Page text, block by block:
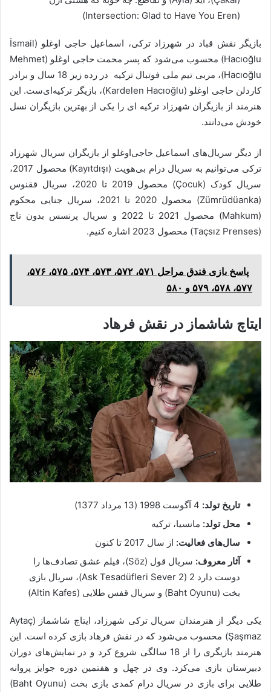
(Intersection: Glad to Have You Eren)
بازیگر نقش قباد در شهرزاد ترکی، اسماعیل حاجی اوغلو (İsmail
Hacıoğlu) محسوب می‌شود که پسر محمت حاجی اوغلو (Mehmet
Hacıoğlu)، مربی تیم ملی فوتبال ترکیه در رده زیر 18 سال و برادر
کاردلن حاجی اوغلو (Kardelen Hacıoğlu)، بازیگر ترکیه‌ای‌ست. این
هنرمند از بازیگران شهرزاد ترکیه ای را یکی از بهترین بازیگران نسل
خودش می‌دانند.
از دیگر سریال‌های اسماعیل حاجی‌اوغلو از بازیگران سریال شهرزاد
ترکی می‌توانیم به سریال درام بی‌هویت (Kayıtdışı) محصول 2017،
سریال کودک (Çocuk) محصول 2019 تا 2020، سریال ققنوس
(Zümrüdüanka) محصول 2020 تا 2021، سریال جنایی محکوم
(Mahkum) محصول 2021 تا 2022 و سریال پرنسس بدون تاج
(Taçsız Prenses) محصول 2023 اشاره کنیم.
پاسخ بازی فندق مراحل ۵۷۱، ۵۷۲، ۵۷۳، ۵۷۴، ۵۷۵، ۵۷۶،
۵۷۷، ۵۷۸، ۵۷۹ و ۵۸۰
ایتاچ شاشماز در نقش فرهاد
تاریخ تولد:
محل تولد: مانسیا، ترکیه
سال‌های فعالیت: از سال 2017 تا کنون
آثار معروف:
سریال قول (Söz)، فیلم عشق تصادف‌ها را
دوست دارد 2 (Ask Tesadüfleri Sever 2)، سریال بازی
بخت (Baht Oyunu) و سریال قفس طلایی (Altin Kafes)
یکی دیگر از هنرمندان سریال ترکی شهرزاد، ایتاچ شاشماز (Aytaç
Şaşmaz) محسوب می‌شود که در نقش فرهاد بازی کرده است. این
هنرمند بازیگری را از 18 سالگی شروع کرد و در نمایش‌های دوران
دبیرستان بازی می‌کرد. وی در چهل و هفتمین دوره جوایز پروانه
طلایی برای بازی در سریال درام کمدی بازی بخت (Baht Oyunu)